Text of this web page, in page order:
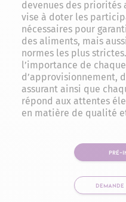
devenues des priorités
vise à doter les
nécessaires pour
des aliments, mais
normes les plus
l’importance de
d’approvisionnement,
assurant ainsi que
répond aux attentes
en matière de qualité
PRÉ-